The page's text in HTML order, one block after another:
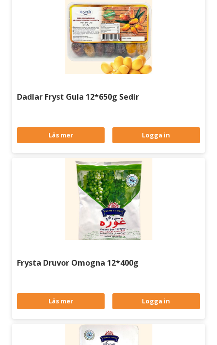
Dadlar Fryst Gula 12*650g Sedir
Läs mer Logga in
Frysta Druvor Omogna 12*400g
Läs mer Logga in